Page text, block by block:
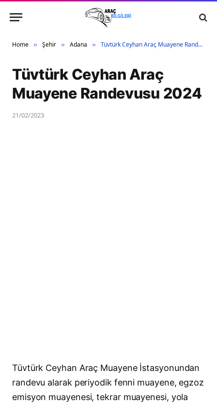
Home » Şehir » Adana » Tüvtürk Ceyhan Araç Muayene Randevusu 2024
Tüvtürk Ceyhan Araç
Muayene Randevusu 2024
21/02/2023
Tüvtürk Ceyhan Araç Muayene İstasyonundan
randevu alarak periyodik fenni muayene, egzoz
emisyon muayenesi, tekrar muayenesi, yola